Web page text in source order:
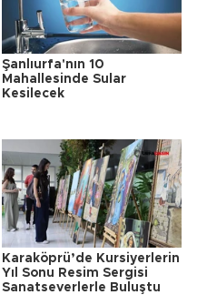
Şanlıurfa'nın 10
Mahallesinde Sular
Kesilecek
Karaköprü’de Kursiyerlerin
Yıl Sonu Resim Sergisi
Sanatseverlerle Buluştu